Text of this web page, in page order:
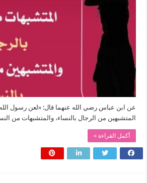
عن ابن عباس رضي الله عنهما قال: «لعن رسول
المتشبهين من الرجال بالنساء، والمتشبهات من
أكمل القراءة »